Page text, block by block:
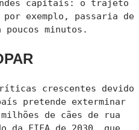
capitais: o trajeto
exemplo, passaria de
minutos.
crescentes devido
pretende exterminar
de cães de rua